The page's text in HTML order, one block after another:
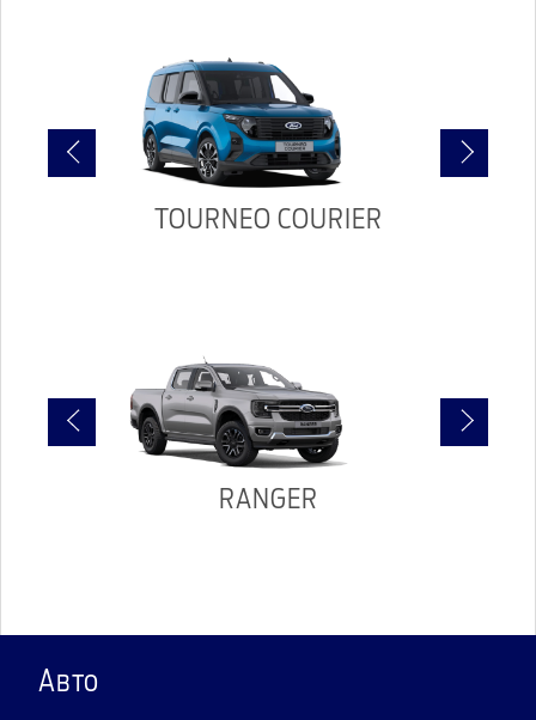
TOURNEO COURIER
RANGER
Авто